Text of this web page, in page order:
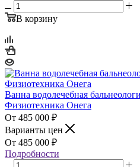
В корзину
Ванна водолечебная
Физиотехника Онега
485 000 ₽
Варианты цен
485 000 ₽
Подробности